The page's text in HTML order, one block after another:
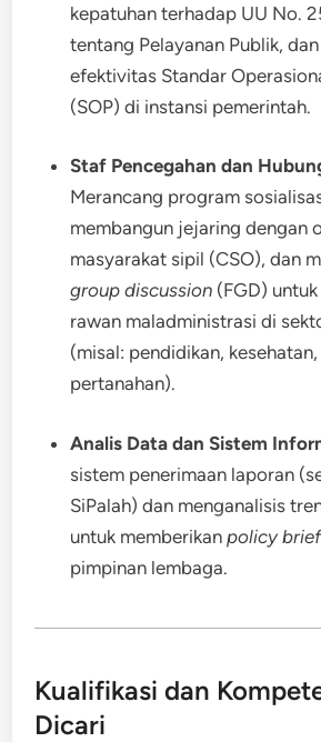
kepatuhan terhadap UU No.
tentang Pelayanan Publik,
efektivitas Standar
(SOP) di instansi pemerintah.
Staf Pencegahan dan
Merancang program
membangun jejaring dengan
masyarakat sipil (CSO), dan
group discussion (FGD)
rawan maladministrasi di
(misal: pendidikan,
pertanahan).
Analis Data dan Sistem
sistem penerimaan laporan
SiPalah) dan menganalisis
untuk memberikanpolicy brief
pimpinan lembaga.
Kualifikasi dan
Dicari